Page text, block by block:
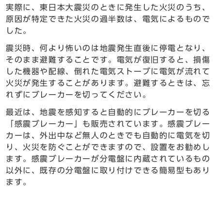
実際に、東日本大震災のときに発生した火災のうち、
原因が特定できた火災の過半数は、電気によるもので
した。
震災時、何より怖いのは地震発生直後に停電となり、
そのまま避難することです。電気が復旧すると、損傷
した機器や配線、倒れた電気ストーブに電気が流れて
火災が発生することがあります。避難するときは、忘
れずにブレーカーを切ってください。
最近は、地震を感知すると自動的にブレーカーを切る
「感震ブレーカー」も販売されています。感震ブレー
カーは、外出中など無人のときでも自動的に電気を切
り、火災を防ぐことができますので、設置をお勧めし
ます。感震ブレーカーが分電盤に内蔵されているもの
以外に、既存の分電盤に取り付けできる簡易型もあり
ます。